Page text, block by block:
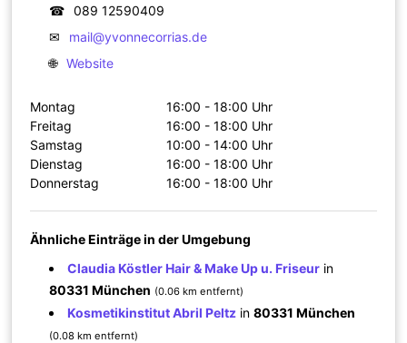
☎
089 12590409
✉
mail@yvonnecorrias.de
🌐 Website
Montag
16:00 - 18:00 Uhr
Freitag
16:00 - 18:00 Uhr
Samstag
10:00 - 14:00 Uhr
Dienstag
16:00 - 18:00 Uhr
Donnerstag
16:00 - 18:00 Uhr
Ähnliche Einträge in der Umgebung
Claudia Köstler Hair & Make Up u. Friseur in
80331 München (0.06 km entfernt)
Kosmetikinstitut Abril Peltz in80331 München
(0.08 km entfernt)